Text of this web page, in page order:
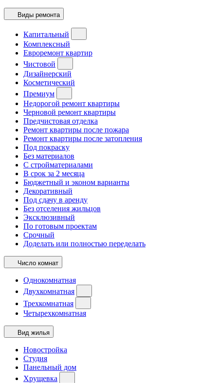
Виды ремонта
Капитальный
Комплексный
Евроремонт квартир
Чистовой
Дизайнерский
Косметический
Премиум
Недорогой ремонт квартиры
Черновой ремонт квартиры
Предчистовая отделка
Ремонт квартиры после пожара
Ремонт квартиры после затопления
Под покраску
Без материалов
С стройматериалами
В срок за 2 месяца
Бюджетный и эконом варианты
Декоративный
Под сдачу в аренду
Без отселения жильцов
Эксклюзивный
По готовым проектам
Срочный
Доделать или полностью переделать
Число комнат
Однокомнатная
Двухкомнатная
Трехкомнатная
Четырехкомнатная
Вид жилья
Новостройка
Студия
Панельный дом
Хрущевка